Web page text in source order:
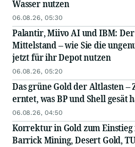
Wasser nutzen
06.08.26, 05:30
Palantir, Miivo AI und IBM:
Mittelstand – wie Sie die
jetzt für ihr Depot nutzen
06.08.26, 05:20
Das grüne Gold der Altlasten –
erntet, was BP und Shell gesät
06.08.26, 04:50
Korrektur in Gold zum
Barrick Mining, Desert Gold,